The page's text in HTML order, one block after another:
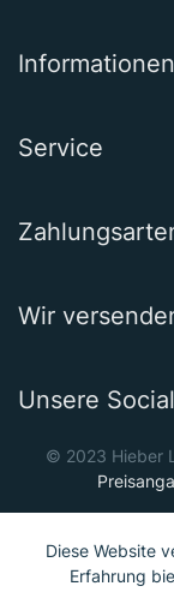
Informationen
Service
Wir
Unsere
© 2023 Hieber
Diese Website
Erfahrung